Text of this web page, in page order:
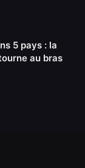
5 pays : la
au bras